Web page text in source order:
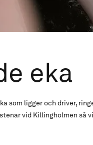
eka
som ligger och driver,
vid Killingholmen så